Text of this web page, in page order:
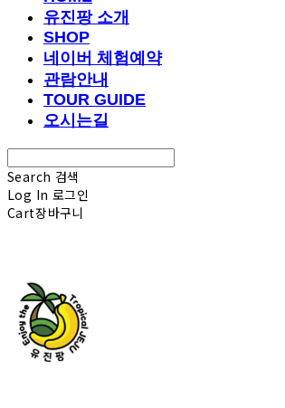
유진팡 소개
SHOP
네이버 체험예약
관람안내
TOUR GUIDE
오시는길
Search 검색
Log In 로그인
Cart장바구니